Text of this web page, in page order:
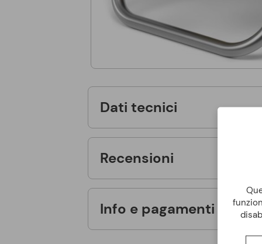
Dati tecnici
Recensioni
Info e pagamenti